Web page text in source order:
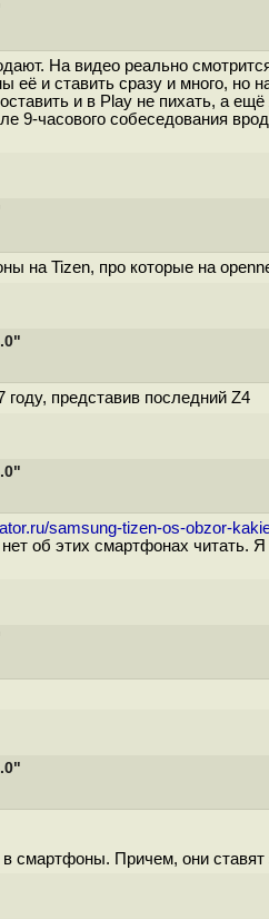
На видео реально
и ставить сразу и много, но
и в Play не пихать, а
9-часового собеседования
на Tizen, про которые на
представив последний Z4
samsung-tizen-os-obzor-
об этих смартфонах читать.
смартфоны. Причем, они